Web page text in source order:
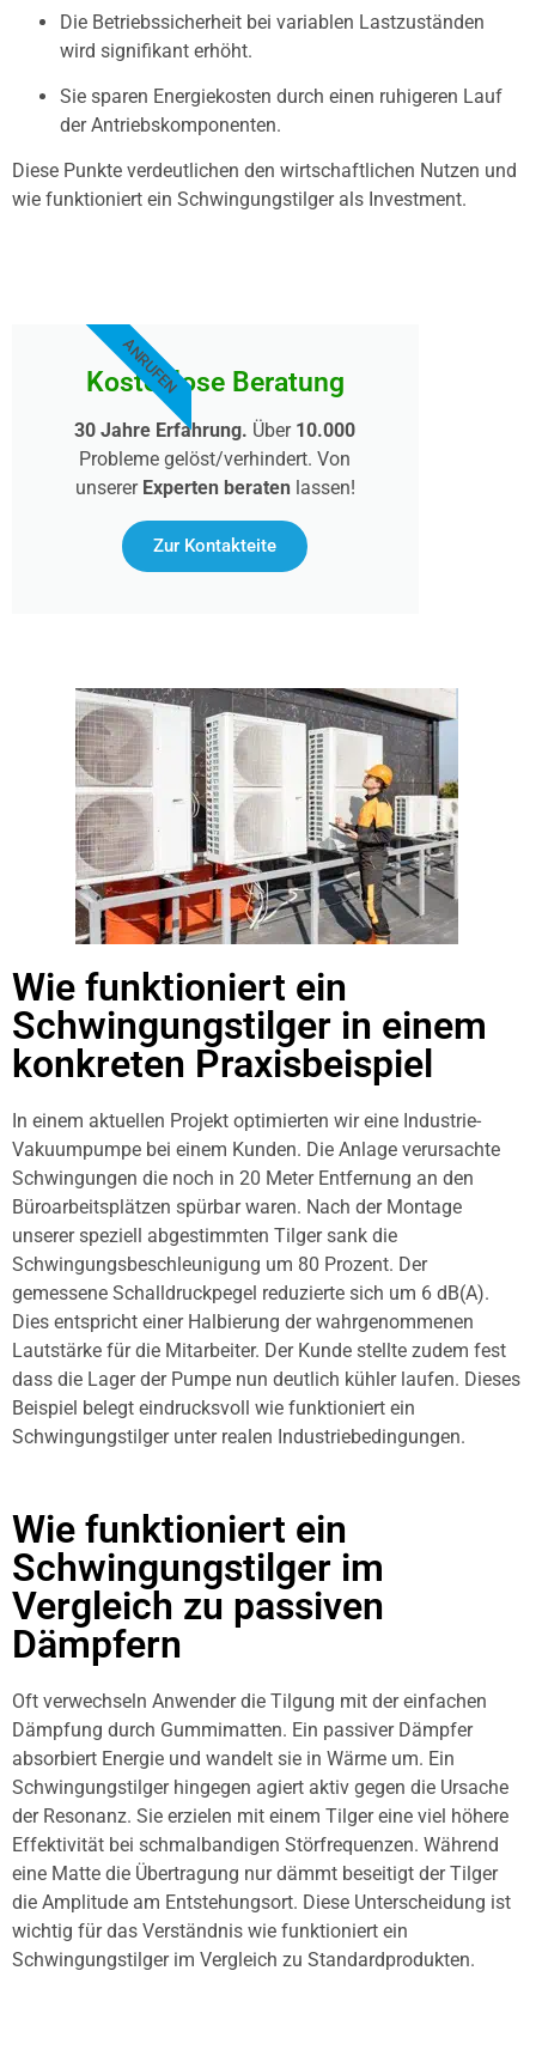
Die Betriebssicherheit bei variablen Lastzuständen
wird signifikant erhöht.
Sie sparen Energiekosten durch einen ruhigeren Lauf
der Antriebskomponenten.
Diese Punkte verdeutlichen den wirtschaftlichen Nutzen und
wie funktioniert ein Schwingungstilger als Investment.
Kostenlose Beratung
30 Jahre Erfahrung. Über 10.000
Probleme gelöst/verhindert. Von
unserer Experten beratenlassen!
Zur Kontakteite
ANRUFEN
Wie funktioniert ein
Schwingungstilger in einem
konkreten Praxisbeispiel
In einem aktuellen Projekt optimierten wir eine Industrie-
Vakuumpumpe bei einem Kunden. Die Anlage verursachte
Schwingungen die noch in 20 Meter Entfernung an den
Büroarbeitsplätzen spürbar waren. Nach der Montage
unserer speziell abgestimmten Tilger sank die
Schwingungsbeschleunigung um 80 Prozent. Der
gemessene Schalldruckpegel reduzierte sich um 6 dB(A).
Dies entspricht einer Halbierung der wahrgenommenen
Lautstärke für die Mitarbeiter. Der Kunde stellte zudem fest
dass die Lager der Pumpe nun deutlich kühler laufen. Dieses
Beispiel belegt eindrucksvoll wie funktioniert ein
Schwingungstilger unter realen Industriebedingungen.
Wie funktioniert ein
Schwingungstilger im
Vergleich zu passiven
Dämpfern
Oft verwechseln Anwender die Tilgung mit der einfachen
Dämpfung durch Gummimatten. Ein passiver Dämpfer
absorbiert Energie und wandelt sie in Wärme um. Ein
Schwingungstilger hingegen agiert aktiv gegen die Ursache
der Resonanz. Sie erzielen mit einem Tilger eine viel höhere
Effektivität bei schmalbandigen Störfrequenzen. Während
eine Matte die Übertragung nur dämmt beseitigt der Tilger
die Amplitude am Entstehungsort. Diese Unterscheidung ist
wichtig für das Verständnis wie funktioniert ein
Schwingungstilger im Vergleich zu Standardprodukten.